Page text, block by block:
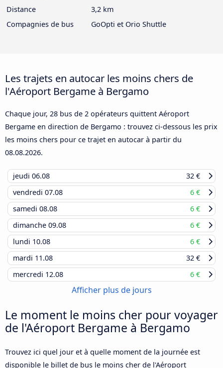
Distance
3,2 km
Compagnies de bus
GoOpti et Orio Shuttle
Les trajets en autocar les moins chers de
l'Aéroport Bergame à Bergamo
Chaque jour, 28 bus de 2 opérateurs quittent Aéroport
Bergame en direction de Bergamo : trouvez ci-dessous les prix
les moins chers pour ce trajet en autocar à partir du
08.08.2026.
jeudi 06.08
32 €
vendredi 07.08
6 €
samedi 08.08
6 €
dimanche 09.08
6 €
lundi 10.08
6 €
mardi 11.08
32 €
mercredi 12.08 6 €
Afficher plus de jours
Le moment le moins cher pour voyager
de l'Aéroport Bergame à Bergamo
Trouvez ici quel jour et à quelle moment de la journée est
disponible le billet de bus le moins cher de l'Aéroport